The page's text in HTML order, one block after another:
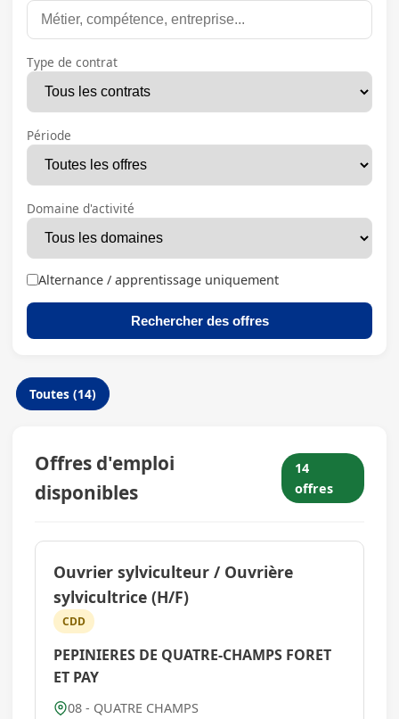
Type de contrat
Période
Domaine d'activité
Alternance / apprentissage uniquement
Rechercher des offres
Toutes (14)
Offres d'emploi
disponibles
14
offres
Ouvrier sylviculteur / Ouvrière
sylvicultrice (H/F)
CDD
PEPINIERES DE QUATRE-CHAMPS FORET
ET PAY
08 - QUATRE CHAMPS